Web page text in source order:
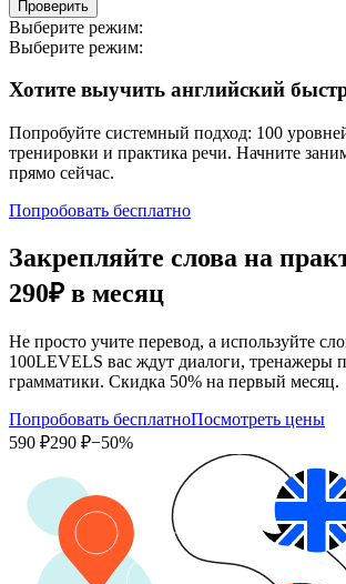
Проверить
Выберите режим:
Выберите режим:
Хотите выучить английский
Попробуйте системный подход: 100
тренировки и практика речи. Начните
прямо сейчас.
Попробовать бесплатно
Закрепляйте слова на
290₽ в месяц
Не просто учите перевод, а используйте
100LEVELS вас ждут диалоги, тренажеры
грамматики. Скидка 50% на первый месяц.
Попробовать бесплатноПосмотреть цены
590 ₽290 ₽−50%